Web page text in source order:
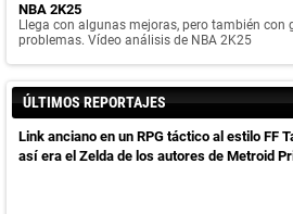
NBA 2K25
Llega con algunas mejoras, pero también con
problemas. Vídeo análisis de NBA 2K25
ÚLTIMOS REPORTAJES
Link anciano en un RPG táctico al estilo FF
así era el Zelda de los autores de Metroid